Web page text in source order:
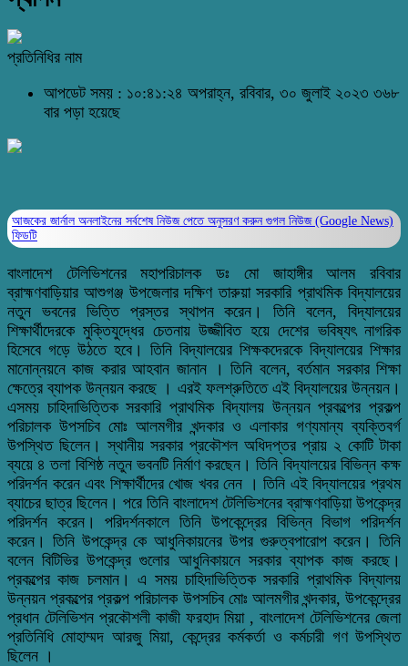
প্রতিনিধির নাম
আপডেট সময় : ১০:৪১:২৪ অপরাহ্ন, রবিবার, ৩০ জুলাই ২০২৩ ৩৬৮
বার পড়া হয়েছে
আজকের জার্নাল অনলাইনের সর্বশেষ নিউজ পেতে অনুসরণ করুন গুগল নিউজ (Google News)
ফিডটি
বাংলাদেশ টেলিভিশনের মহাপরিচালক ডঃ মো জাহাঙ্গীর আলম রবিবার
ব্রাহ্মণবাড়িয়ার আশুগঞ্জ উপজেলার দক্ষিণ তারুয়া সরকারি প্রাথমিক বিদ্যালয়ের
নতুন ভবনের ভিত্তি প্রস্তর স্থাপন করেন। তিনি বলেন, বিদ্যালয়ের
শিক্ষার্থীদেরকে মুক্তিযুদ্ধের চেতনায় ‌উজ্জীবিত হয়ে দেশের ভবিষ্যৎ নাগরিক
হিসেবে গড়ে উঠতে হবে। তিনি বিদ্যালয়ের শিক্ষকদেরকে বিদ্যালয়ের শিক্ষার
মানোন্নয়নে কাজ করার আহবান জানান । তিনি বলেন, বর্তমান সরকার শিক্ষা
ক্ষেত্রে ব্যাপক উন্নয়ন করছে । এরই ফলশ্রুতিতে এই বিদ্যালয়ের উন্নয়ন।
এসময় চাহিদাভিত্তিক সরকারি প্রাথমিক বিদ্যালয় উন্নয়ন প্রকল্পের প্রকল্প
পরিচালক উপসচিব মোঃ আলমগীর খন্দকার ও এলাকার গণ্যমান্য ব্যক্তিবর্গ
উপস্থিত ছিলেন। স্থানীয় সরকার প্রকৌশল অধিদপ্তর প্রায় ২ কোটি টাকা
ব্যয়ে ৪ তলা বিশিষ্ঠ নতুন ভবনটি নির্মাণ করছেন। তিনি বিদ্যালয়ের বিভিন্ন কক্ষ
পরিদর্শন করেন এবং শিক্ষার্থীদের খোজ খবর নেন । তিনি ‌এই বিদ্যালয়ের প্রথম
ব্যাচের ছাত্র ছিলেন। পরে তিনি বাংলাদেশ টেলিভিশনের ব্রাহ্মণবাড়িয়া উপকেন্দ্র
পরিদর্শন করেন। পরিদর্শনকালে তিনি উপকেন্দ্রের বিভিন্ন বিভাগ পরিদর্শন
করেন। তিনি উপকেন্দ্র কে আধুনিকায়নের উপর গুরুত্বপারোপ করেন। তিনি
বলেন বিটিভির উপকেন্দ্র গুলোর আধুনিকায়নে সরকার ব্যাপক কাজ করছে।
প্রকল্পের কাজ চলমান। এ সময় চাহিদাভিত্তিক সরকারি প্রাথমিক বিদ্যালয়
উন্নয়ন প্রকল্পের প্রকল্প পরিচালক উপসচিব মোঃ আলমগীর খন্দকার, উপকেন্দ্রের
প্রধান টেলিভিশন প্রকৌশলী কাজী ফরহাদ মিয়া , বাংলাদেশ টেলিভিশনের জেলা
প্রতিনিধি মোহাম্মদ আরজু মিয়া, কেন্দ্রের কর্মকর্তা ও কর্মচারী গণ উপস্থিত
ছিলেন ।